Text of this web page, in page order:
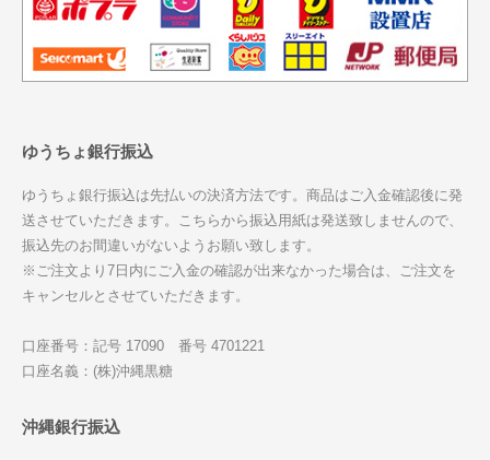
ゆうちょ銀行振込
ゆうちょ銀行振込は先払いの決済方法です。商品はご入金確認後に発
送させていただきます。こちらから振込用紙は発送致しませんので、
振込先のお間違いがないようお願い致します。
※ご注文より7日内にご入金の確認が出来なかった場合は、ご注文を
キャンセルとさせていただきます。
口座番号：記号 17090 番号 4701221
口座名義：(株)沖縄黒糖
沖縄銀行振込